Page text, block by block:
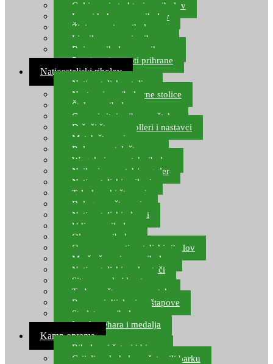
Gel i sprej atraktori za ribolov
Lovni kukuruz za ribolov
Živi mamci za ribolov
Ljepilo za crve i prihranu
Boje za ribolovnu prihranu
Provjereni recepti prihrane
Natjecateljski ribolov
Natjecateljske stolice
Nastavci za ribolovne stolice
Šteke za ribolov
Gume i sitni pribor za šteku
Držači štapova rolleri i nastavci
Match štapovi
Role za match štapove
Waggleri za match ribolov
Najloni za match/waggler
Natjecateljski najloni
Teleskopski štapovi
Bolognese štapovi
Natjecateljski plovci
Udice za ribolov
Olovo za ribolov
Oprema za natjecateljski ribolov
Mreže čuvarice za ribolov
Natjecateljski podmetači
Sito, posude i kante
Torbe za štapove – match
Rezervni dijelovi za štapove
Starlete za ribolov
Izrada pehara i medalja
Kamp oprema
Ribolovni šatori i bivvy
Grijalice, kuhala za šator ili barku